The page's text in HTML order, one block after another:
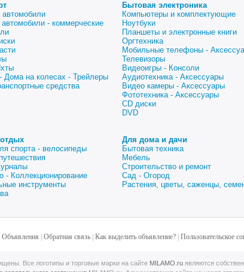
автомобили
автомобили - коммерческие
Дома на колесах - Трейлеры
средства
Бытовая электроника
Компьютеры и комплектующие
Ноутбуки
Планшеты и электронные книги
Оргтехника
Мобильные телефоны -
Телевизоры
Видеоигры - Консоли
Аудиотехника - Аксессуары
Видео камеры - Аксессуары
Фототехника - Аксессуары
CD диски
DVD
спорта - велосипеды
- Коллекционирование
инструменты
Для дома и дачи
Бытовая техника
Мебель
Строительство и ремонт
Сад - Огород
Растения, цветы, саженцы,
Объявления Обратная связь| Как выделить объявление?| Пользовательское
Все логотипы и торговые марки на сайте MILAMO.ru являются